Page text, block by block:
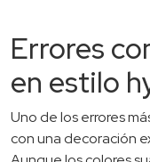
Errores
en estilo
Uno de los errores
con una decoración